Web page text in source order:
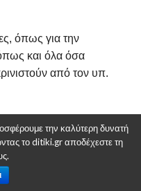
όπως για την
και όλα όσα
από τον υπ.
ότι
πόνος στην οικονομία,
την καλύτερη δυνατή
το ditiki.gr αποδέχεστε τη
την καλύτερη δυνατή
το ditiki.gr αποδέχεστε τη